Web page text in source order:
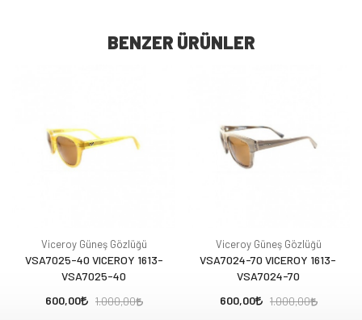
BENZER ÜRÜNLER
Viceroy Güneş Gözlüğü
VSA7025-40 VICEROY 1613-
VSA7025-40
600,00
1.000,00
Viceroy Güneş Gözlüğü
VSA7024-70 VICEROY 1613-
VSA7024-70
600,00
1.000,00